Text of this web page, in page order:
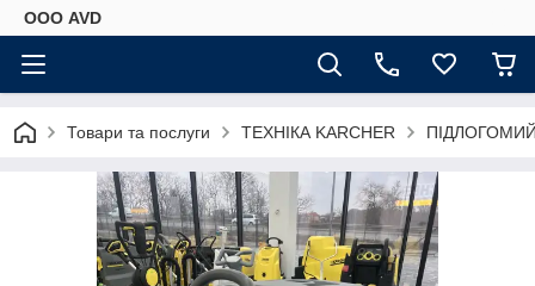
ООО AVD
Товари та послуги ТЕХНІКА KARCHER